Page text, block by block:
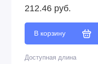
212.46 руб.
В корзину
Доступная длина